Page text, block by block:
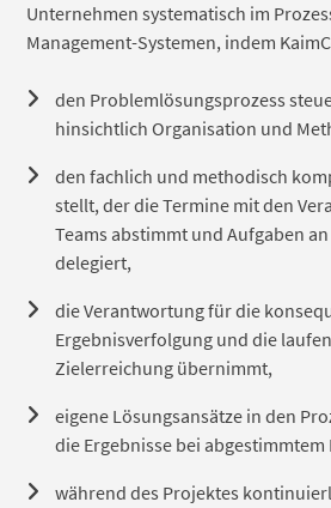
Unternehmen systematisch im
Management-Systemen, indem
den Problemlösungsprozess
hinsichtlich Organisation und
den fachlich und methodisch
stellt, der die Termine mit den
Teams abstimmt und Aufgaben
delegiert,
die Verantwortung für die
Ergebnisverfolgung und die
Zielerreichung übernimmt,
eigene Lösungsansätze in den
die Ergebnisse bei
während des Projektes